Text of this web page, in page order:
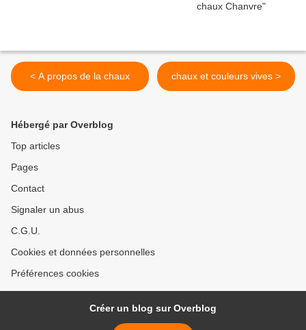
< A propos de la chaux chaux et couleurs vives >
Hébergé par Overblog
Top articles
Pages
Contact
Signaler un abus
C.G.U.
Cookies et données personnelles
Préférences cookies
Créer un blog sur Overblog